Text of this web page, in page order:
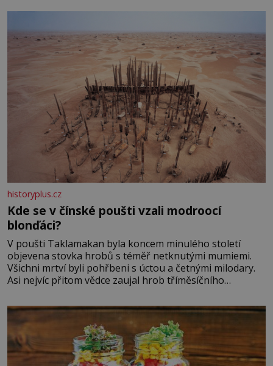
historyplus.cz
Kde se v čínské poušti vzali modroocí
blonďáci?
V poušti Taklamakan byla koncem minulého století
objevena stovka hrobů s téměř netknutými mumiemi.
Všichni mrtví byli pohřbeni s úctou a četnými milodary.
Asi nejvíc přitom vědce zaujal hrob tříměsíčního
blonďaté vlásky. Fakt, že jsou těla dávných lidí nesmírně
dobře zachovalá, přičítají odborníci zdejším klimatickým
podmínkám. Sucho, prosolené písky a extrémně